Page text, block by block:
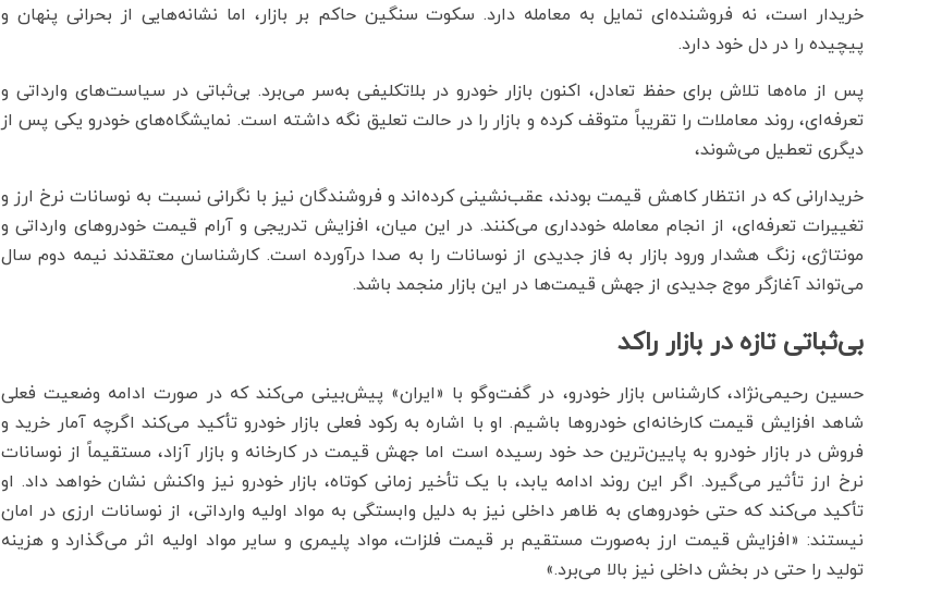
خریدار است، نه فروشنده‌ای تمایل به معامله دارد. سکوت سنگین حاکم بر بازار، اما نشانه‌هایی از بحرانی پنهان و
پیچیده را در دل خود دارد.
پس از ماه‌ها تلاش برای حفظ تعادل، اکنون بازار خودرو در بلاتکلیفی به‌سر می‌برد. بی‌ثباتی در سیاست‌های وارداتی و
تعرفه‌ای، روند معاملات را تقریباً متوقف کرده و بازار را در حالت تعلیق نگه داشته است. نمایشگاه‌های خودرو یکی پس از
دیگری تعطیل می‌شوند،
خریدارانی که در انتظار کاهش قیمت بودند، عقب‌نشینی کرده‌اند و فروشندگان نیز با نگرانی نسبت به نوسانات نرخ ارز و
تغییرات تعرفه‌ای، از انجام معامله خودداری می‌کنند. در این میان، افزایش تدریجی و آرام قیمت خودروهای وارداتی و
مونتاژی، زنگ هشدار ورود بازار به فاز جدیدی از نوسانات را به صدا درآورده است. کارشناسان معتقدند نیمه دوم سال
می‌تواند آغازگر موج جدیدی از جهش قیمت‌ها در این بازار منجمد باشد.
بی‌ثباتی تازه در بازار راکد
حسین رحیمی‌نژاد، کارشناس بازار خودرو، در گفت‌وگو با «ایران» پیش‌بینی می‌کند که در صورت ادامه وضعیت فعلی
شاهد افزایش قیمت کارخانه‌ای خودروها باشیم. او با اشاره به رکود فعلی بازار خودرو تأکید می‌کند اگرچه آمار خرید و
فروش در بازار خودرو به پایین‌ترین حد خود رسیده است اما جهش قیمت در کارخانه و بازار آزاد، مستقیماً از نوسانات
نرخ ارز تأثیر می‌گیرد. اگر این روند ادامه یابد، با یک تأخیر زمانی کوتاه، بازار خودرو نیز واکنش نشان خواهد داد. او
تأکید می‌کند که حتی خودروهای به ظاهر داخلی نیز به دلیل وابستگی به مواد اولیه وارداتی، از نوسانات ارزی در امان
نیستند: «افزایش قیمت ارز به‌صورت مستقیم بر قیمت فلزات، مواد پلیمری و سایر مواد اولیه اثر می‌گذارد و هزینه
تولید را حتی در بخش داخلی نیز بالا می‌برد.»